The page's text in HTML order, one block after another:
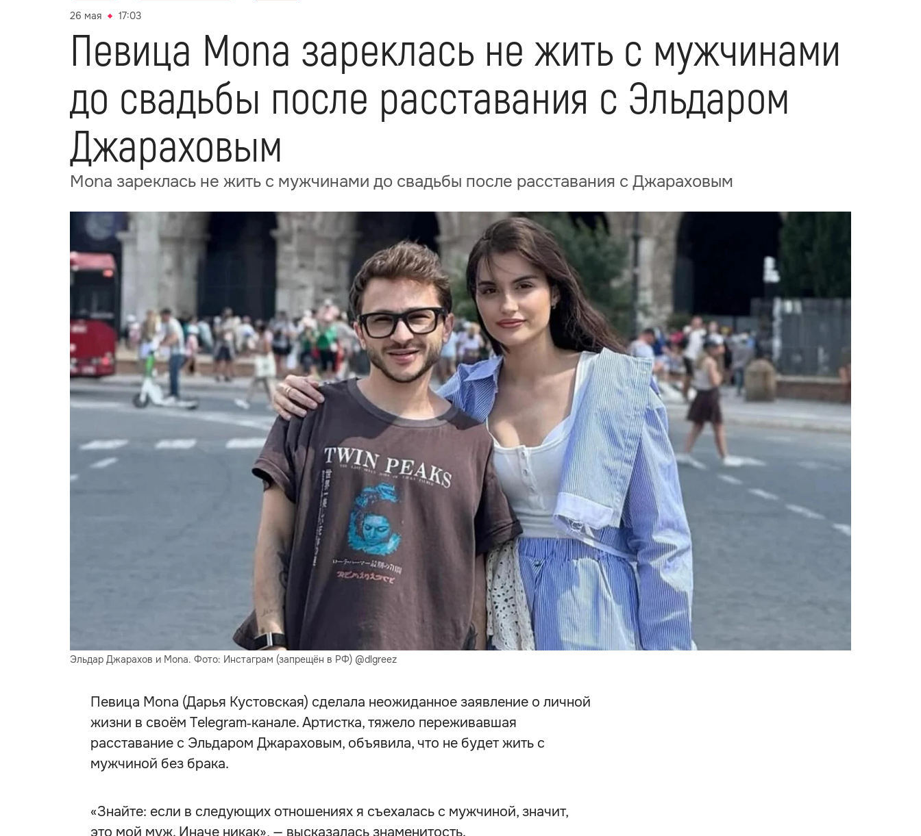
26 мая 17:03
Певица Mona зареклась не жить с мужчинами
до свадьбы после расставания с Эльдаром
Джараховым
Mona зареклась не жить с мужчинами до свадьбы после расставания с Джараховым
Эльдар Джарахов и Mona. Фото: Инстаграм (запрещён в РФ) @dlgreez
Певица Mona (Дарья Кустовская) сделала неожиданное заявление о личной
жизни в своём Telegram‑канале. Артистка, тяжело переживавшая
расставание с Эльдаром Джараховым, объявила, что не будет жить с
мужчиной без брака.
«Знайте: если в следующих отношениях я съехалась с мужчиной, значит,
это мой муж. Иначе никак», — высказалась знаменитость.